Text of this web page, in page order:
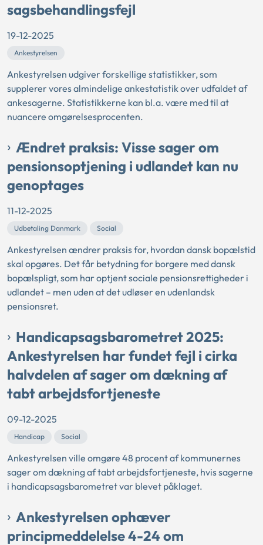
sagsbehandlingsfejl
19-12-2025
Ankestyrelsen
Ankestyrelsen udgiver forskellige statistikker, som
supplerer vores almindelige ankestatistik over udfaldet af
ankesagerne. Statistikkerne kan bl.a. være med til at
nuancere omgørelsesprocenten.
Ændret praksis: Visse sager om
pensionsoptjening i udlandet kan nu
genoptages
11-12-2025
Udbetaling Danmark Social
Ankestyrelsen ændrer praksis for, hvordan dansk bopælstid
skal opgøres. Det får betydning for borgere med dansk
bopælspligt, som har optjent sociale pensionsrettigheder i
udlandet – men uden at det udløser en udenlandsk
pensionsret.
Handicapsagsbarometret 2025:
Ankestyrelsen har fundet fejl i cirka
halvdelen af sager om dækning af
tabt arbejdsfortjeneste
09-12-2025
Handicap Social
Ankestyrelsen ville omgøre 48 procent af kommunernes
sager om dækning af tabt arbejdsfortjeneste, hvis sagerne
i handicapsagsbarometret var blevet påklaget.
Ankestyrelsen ophæver
principmeddelelse 4-24 om